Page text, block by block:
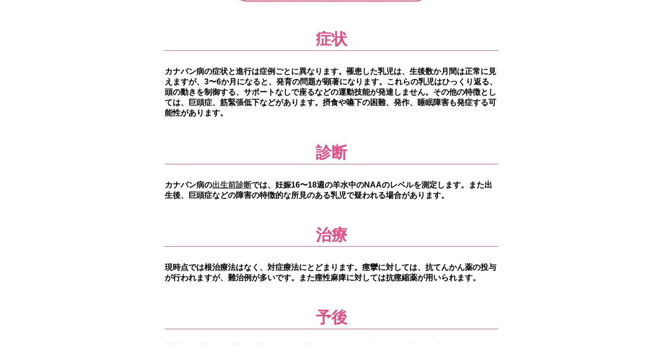
症状
カナバン病の症状と進行は症例ごとに異なります。罹患した乳児は、生後数か月間は正常に見
えますが、3〜6か月になると、発育の問題が顕著になります。これらの乳児はひっくり返る、
頭の動きを制御する、サポートなしで座るなどの運動技能が発達しません。その他の特徴とし
ては、巨頭症、筋緊張低下などがあります。摂食や嚥下の困難、発作、睡眠障害も発症する可
能性があります。
診断
カナバン病の出生前診断では、妊娠16〜18週の羊水中のNAAのレベルを測定します。また出
生後、巨頭症などの障害の特徴的な所見のある乳児で疑われる場合があります。
治療
現時点では根治療法はなく、対症療法にとどまります。痙攣に対しては、抗てんかん薬の投与
が行われますが、難治例が多いです。また痙性麻痺に対しては抗痙縮薬が用いられます。
予後